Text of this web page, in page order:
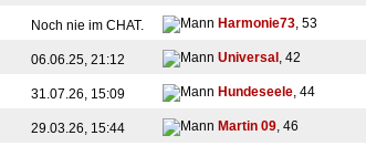
Noch nie im CHAT. Harmonie73, 53
06.06.25, 21:12 Universal , 42
31.07.26, 15:09 Hundeseele, 44
29.03.26, 15:44 Martin 09, 46